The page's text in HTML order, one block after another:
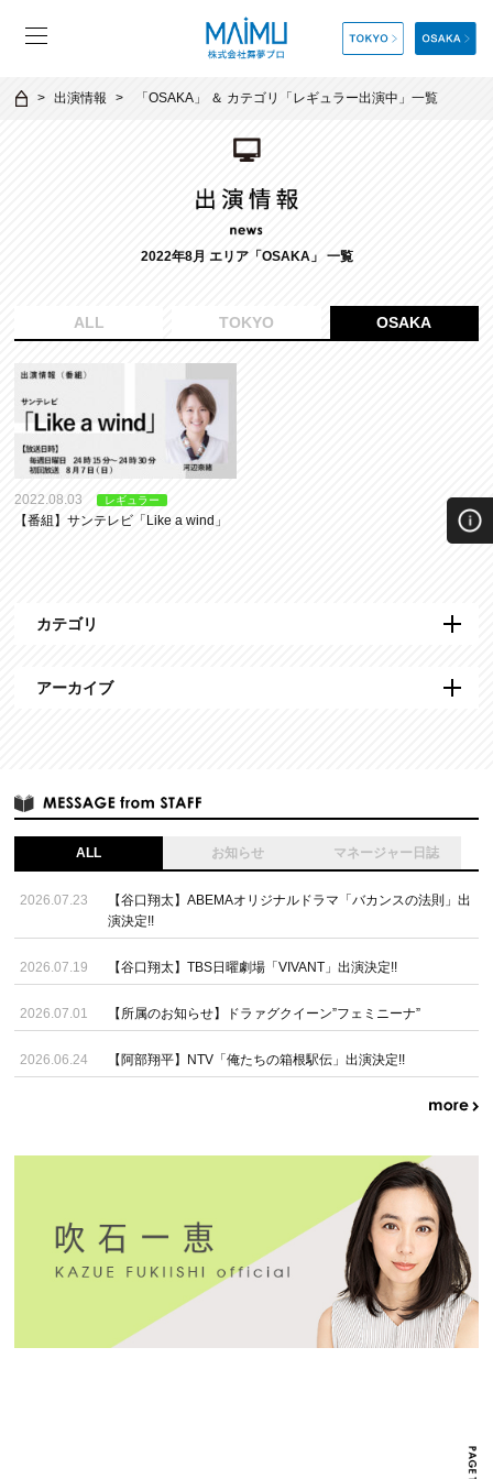
出演情報 「OSAKA 」 ＆ カテゴリ「 レギュラー出演中 」一覧
2022年8月 エリア「OSAKA」 一覧
ALL TOKYO OSAKA
2022.08.03 レギュラー
【番組】サンテレビ「Like a wind」
カテゴリ
アーカイブ
ALL お知らせ マネージャー日誌
2026.07.23
【谷口翔太】ABEMAオリジナルドラマ「バカンスの法則」出
演決定!!
2026.07.19 【谷口翔太】TBS日曜劇場「VIVANT」出演決定!!
2026.07.01 【所属のお知らせ】ドラァグクイーン”フェミニーナ”
2026.06.24 【阿部翔平】NTV「俺たちの箱根駅伝」出演決定!!